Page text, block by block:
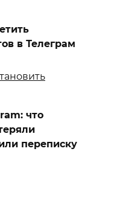
в Телеграм
что
переписку